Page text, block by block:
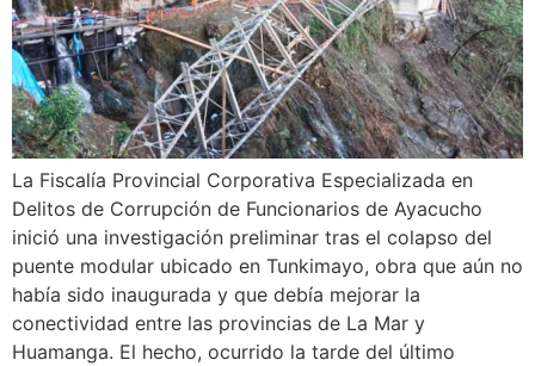
La Fiscalía Provincial Corporativa Especializada en
Delitos de Corrupción de Funcionarios de Ayacucho
inició una investigación preliminar tras el colapso del
puente modular ubicado en Tunkimayo, obra que aún no
había sido inaugurada y que debía mejorar la
conectividad entre las provincias de La Mar y
Huamanga. El hecho, ocurrido la tarde del último